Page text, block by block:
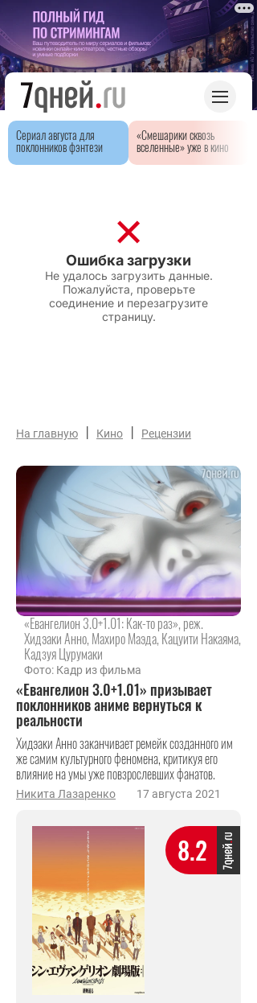
Сериал августа для
поклонников фэнтези
«Смешарики сквозь
вселенные» уже в кино
На главную | Кино | Рецензии
«Евангелион 3.0+1.01: Как-то раз», реж.
Хидэаки Анно, Махиро Маэда, Кацуити Накаяма,
Кадзуя Цурумаки
Фото: Кадр из фильма
«Евангелион 3.0+1.01» призывает
поклонников аниме вернуться к
реальности
Хидэаки Анно заканчивает ремейк созданного им
же самим культурного феномена, критикуя его
влияние на умы уже повзрослевших фанатов.
Никита Лазаренко 17 августа 2021
8.2